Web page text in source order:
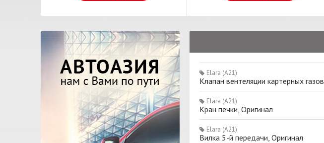
Elara (A21)
Клапан вентеляции картерных газов
Elara (A21)
Кран печки, Оригинал
Elara (A21)
Вилка 5-й передачи, Оригинал